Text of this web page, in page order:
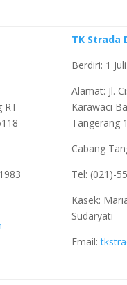
RT
TK Strada
Berdiri: 1
Alamat: Jl.
Karawaci
Tangerang
Cabang
Tel: (021)-
Kasek:
Sudaryati
Email: